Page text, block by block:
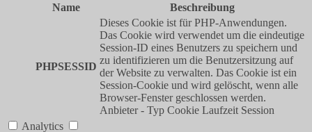
Name
Beschreibung
PHPSESSID
Dieses Cookie ist für PHP-Anwendungen.
Das Cookie wird verwendet um die eindeutige
Session-ID eines Benutzers zu speichern und
zu identifizieren um die Benutzersitzung auf
der Website zu verwalten. Das Cookie ist ein
Session-Cookie und wird gelöscht, wenn alle
Browser-Fenster geschlossen werden.
Anbieter - Typ Cookie Laufzeit Session
Analytics